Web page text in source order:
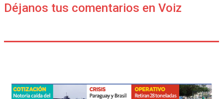
Déjanos tus comentarios en Voiz